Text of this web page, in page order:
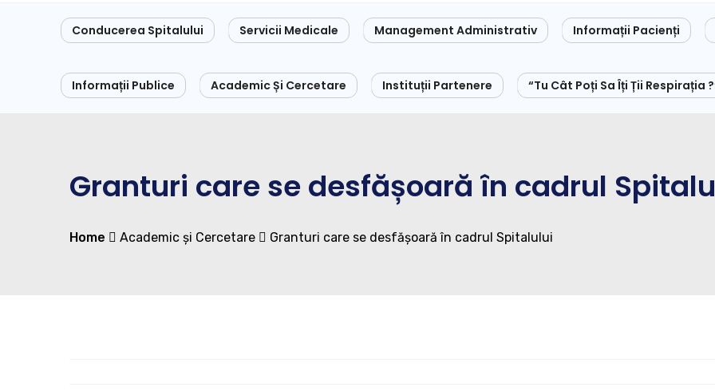
Conducerea Spitalului Servicii Medicale Management Administrativ Informații Pacienți
Informații Publice Academic Și Cercetare Instituții Partenere “Tu Cât Poți Sa Îți Ții Respirația
Granturi care se desfășoară în cadrul
Home Academic și Cercetare Granturi care se desfășoară în cadrul Spitalului